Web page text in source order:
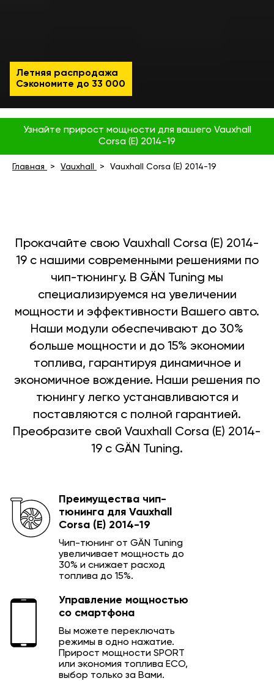
Летняя распродажа
Сэкономите до 33 000
Узнайте прирост мощности для вашего Vauxhall
Corsa (E) 2014-19
Главная Vauxhall Vauxhall Corsa (E) 2014-19
Прокачайте свою Vauxhall Corsa (E) 2014-
19 с нашими современными решениями по
чип-тюнингу. В GÄN Tuning мы
специализируемся на увеличении
мощности и эффективности Вашего авто.
Наши модули обеспечивают до 30%
больше мощности и до 15% экономии
топлива, гарантируя динамичное и
экономичное вождение. Наши решения по
тюнингу легко устанавливаются и
поставляются с полной гарантией.
Преобразите свой Vauxhall Corsa (E) 2014-
19 с GÄN Tuning.
Преимущества чип-
тюнинга для Vauxhall
Corsa (E) 2014-19
Чип-тюнинг от GÄN Tuning
увеличивает мощность до
30% и снижает расход
топлива до 15%.
Управление мощностью
со смартфона
Вы можете переключать
режимы в одно нажатие.
Прирост мощности SPORT
или экономия топлива ECO,
выбор только за Вами.